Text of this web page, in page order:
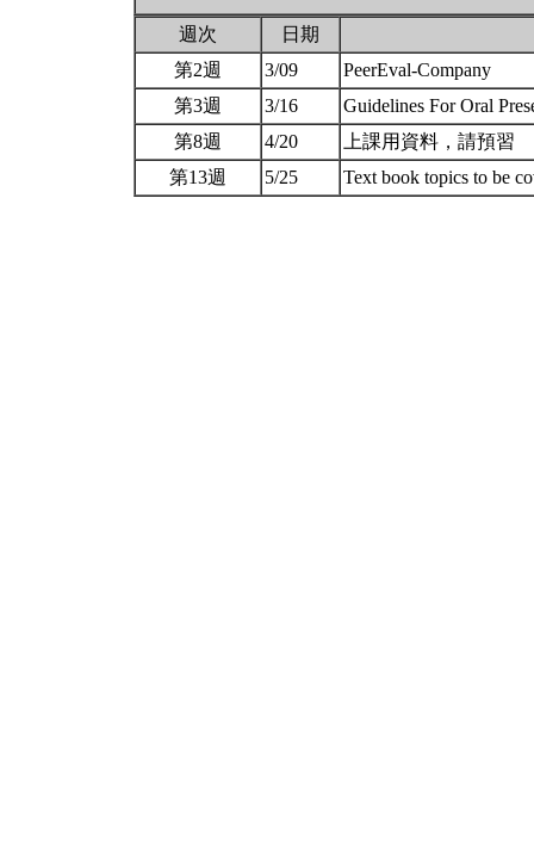
週次
日期
第2週
3/09
PeerEval-Company
第3週
3/16
Guidelines For Oral
第8週
4/20
上課用資料，請預習
第13週
5/25 Text book topics to be